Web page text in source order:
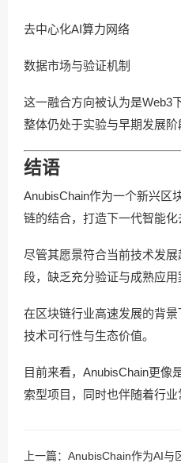
去中心化AI算力网络
数据市场与验证机制
这一融合方向被认为是Web3
整体仍处于实验与早期发展阶
结语
AnubisChain作为一个新兴区
链的结合，打造下一代智能化
尽管其愿景符合当前技术发
段，缺乏充分验证与成熟应用
在区块链行业高速发展的背
技术可行性与生态价值。
目前来看，AnubisChain更像
索型项目，同时也伴随着行业
上一篇： AnubisChain作为AI与